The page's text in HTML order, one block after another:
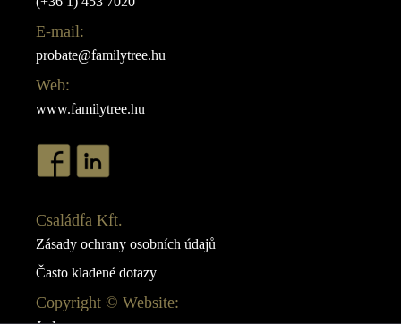
E-mail:
probate@familytree.hu
Web:
www.familytree.hu
Családfa Kft.
Zásady ochrany osobních údajů
Často kladené dotazy
Copyright © Website: